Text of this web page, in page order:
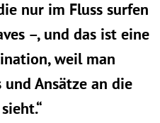
nur im Fluss surfen
–, und das ist eine
weil man
Ansätze an die